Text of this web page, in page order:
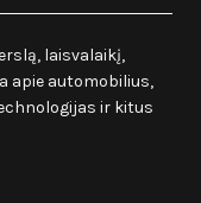
laisvalaikį,
apie automobilius,
ir kitus